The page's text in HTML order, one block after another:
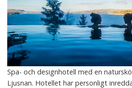
Spa- och designhotell med en
Ljusnan. Hotellet har personligt